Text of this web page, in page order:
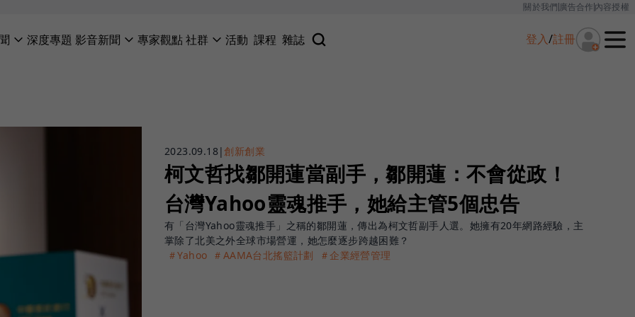
關於我們廣告合作內容授權
深度專題 影音新聞 專家觀點社群 活動 課程 雜誌 登入/註冊
2023.09.18|創新創業
柯文哲找鄒開蓮當副手，鄒開蓮：不會從政！
台灣Yahoo靈魂推手，她給主管5個忠告
有「台灣Yahoo靈魂推手」之稱的鄒開蓮，傳出為柯文哲副手人選。她擁有20年網路經驗，主
掌除了北美之外全球市場營運，她怎麼逐步跨越困難？
＃Yahoo ＃AAMA台北搖籃計劃 ＃企業經營管理